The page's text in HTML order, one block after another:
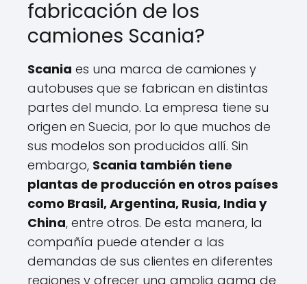
fabricación de los
camiones Scania?
Scania es una marca de camiones y
autobuses que se fabrican en distintas
partes del mundo. La empresa tiene su
origen en Suecia, por lo que muchos de
sus modelos son producidos allí. Sin
embargo, Scania también tiene
plantas de producción en otros países
como Brasil, Argentina, Rusia, India y
China, entre otros. De esta manera, la
compañía puede atender a las
demandas de sus clientes en diferentes
regiones y ofrecer una amplia gama de